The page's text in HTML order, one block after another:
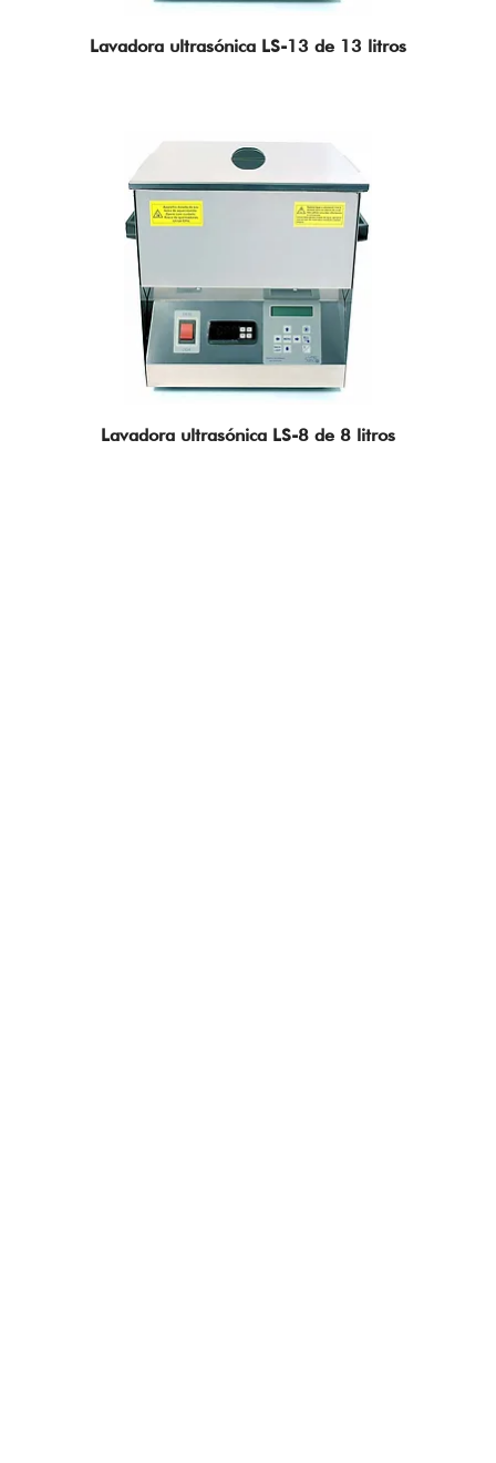
Lavadora ultrasónica LS-13 de 13 litros
Lavadora ultrasónica LS-8 de 8 litros